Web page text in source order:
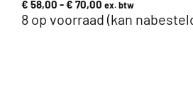
€ 58,00 -€ 70,00 Prijsklasse:
€ 58,00
tot
ex. btw
8 op voorraad (kan